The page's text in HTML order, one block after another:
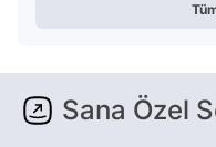
Sana Özel